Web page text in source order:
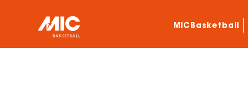
MICBasketball